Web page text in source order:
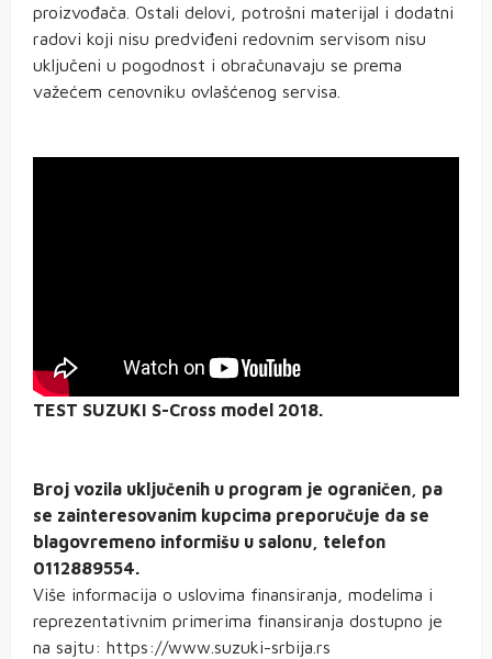
proizvođača. Ostali delovi, potrošni materijal i dodatni
radovi koji nisu predviđeni redovnim servisom nisu
uključeni u pogodnost i obračunavaju se prema
važećem cenovniku ovlašćenog servisa.
TEST SUZUKI S-Cross model 2018.
Broj vozila uključenih u program je ograničen, pa
se zainteresovanim kupcima preporučuje da se
blagovremeno informišu u salonu, telefon
0112889554.
Više informacija o uslovima finansiranja, modelima i
reprezentativnim primerima finansiranja dostupno je
na sajtu: https://www.suzuki-srbija.rs